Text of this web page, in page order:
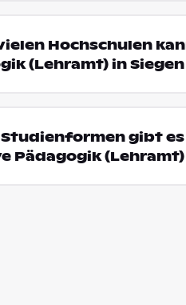
Hochschulen
(Lehramt) in
Studienformen gibt
Pädagogik (Lehramt)